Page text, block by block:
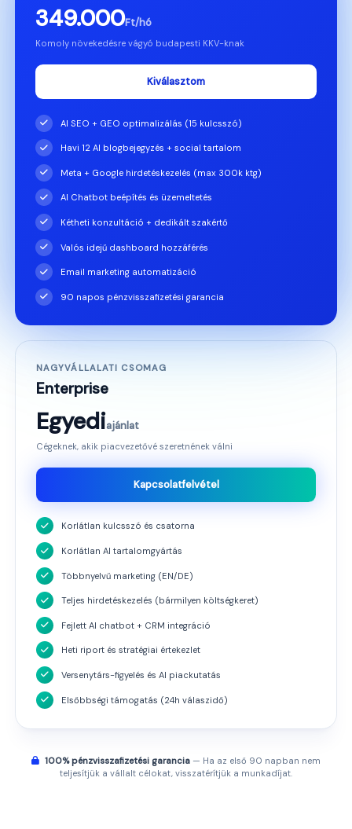
349.000Ft/hó
Komoly növekedésre vágyó budapesti KKV-knak
Kiválasztom
AI SEO + GEO optimalizálás (15 kulcsszó)
Havi 12 AI blogbejegyzés + social tartalom
Meta + Google hirdetéskezelés (max 300k ktg)
AI Chatbot beépítés és üzemeltetés
Kétheti konzultáció + dedikált szakértő
Valós idejű dashboard hozzáférés
Email marketing automatizáció
90 napos pénzvisszafizetési garancia
NAGYVÁLLALATI CSOMAG
Enterprise
Egyediajánlat
Cégeknek, akik piacvezetővé szeretnének válni
Kapcsolatfelvétel
Korlátlan kulcsszó és csatorna
Korlátlan AI tartalomgyártás
Többnyelvű marketing (EN/DE)
Teljes hirdetéskezelés (bármilyen költségkeret)
Fejlett AI chatbot + CRM integráció
Heti riport és stratégiai értekezlet
Versenytárs-figyelés és AI piackutatás
Elsőbbségi támogatás (24h válaszidő)
100% pénzvisszafizetési garancia— Ha az első 90 napban nem
teljesítjük a vállalt célokat, visszatérítjük a munkadíjat.